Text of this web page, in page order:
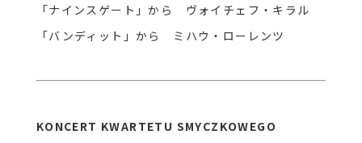
「ナインスゲート」から ヴォイチェフ・キラル
「バンディット」から ミハウ・ローレンツ
KONCERT KWARTETU SMYCZKOWEGO